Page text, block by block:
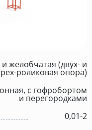
желобчатая (двух- и
роликовая опора)
с гофробортом
и перегородками
0,01-2